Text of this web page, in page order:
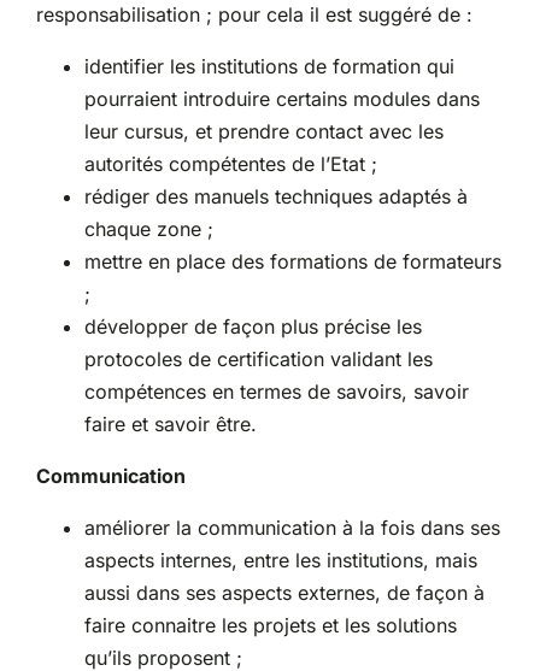
responsabilisation ; pour cela il est suggéré de :
identifier les institutions de formation qui
pourraient introduire certains modules dans
leur cursus, et prendre contact avec les
autorités compétentes de l’Etat ;
rédiger des manuels techniques adaptés à
chaque zone ;
mettre en place des formations de formateurs
;
développer de façon plus précise les
protocoles de certification validant les
compétences en termes de savoirs, savoir
faire et savoir être.
Communication
améliorer la communication à la fois dans ses
aspects internes, entre les institutions, mais
aussi dans ses aspects externes, de façon à
faire connaitre les projets et les solutions
qu’ils proposent ;